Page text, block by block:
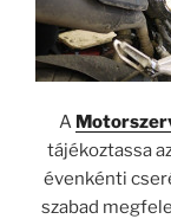
A
tájékoztassa
évenkénti
szabad